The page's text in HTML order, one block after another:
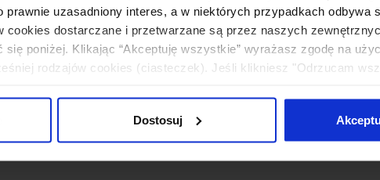
prawnie uzasadniony interes, a w niektórych przypadkach odbywa
cookies dostarczane i przetwarzane są przez naszych
poniżej. Klikając “Akceptuję wszystkie” wyrażasz zgodę na
rodzajów cookies (ciasteczek). Jeśli klikniesz "Odrzucam
Dostosuj